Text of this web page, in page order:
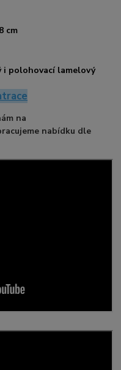
cm
i polohovací lamelový
na
nabídku dle